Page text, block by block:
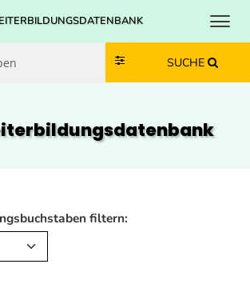
Zum Inhalt springen
Zum Navmenü springen
Zur Suche springen
Zur Footer springen
SUCHE
filtern: